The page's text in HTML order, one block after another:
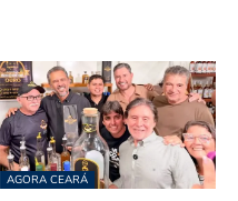
AGORA CEARÁ